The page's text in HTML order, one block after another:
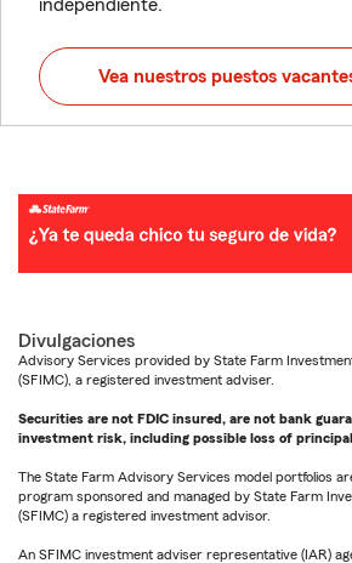
independiente.
Vea nuestros puestos
Divulgaciones
Advisory Services provided by State Farm
(SFIMC), a registered investment adviser.
Securities are not FDIC insured, are not bank
investment risk, including possible loss of
The State Farm Advisory Services model portfolios
program sponsored and managed by State Farm
(SFIMC) a registered investment advisor.
An SFIMC investment adviser representative (IAR)